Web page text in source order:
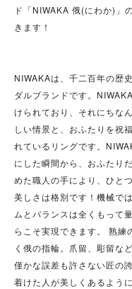
ド「NIWAKA 俄(にわか)」
きます！
NIWAKAは、千二百年の歴
ダルブランドです。
けられており、それにちな
しい情景と、おふたりを祝
れているリングです。
にした瞬間から、おふたり
めた職人の手により、ひと
美しさは格別です！機械で
ムとバランスは全くもって
らこそ実現できます。 熟練
く俄の指輪。爪留、彫留な
僅かな誤差も許さない匠の
着けた人が美しくあるよう